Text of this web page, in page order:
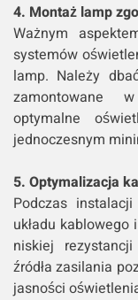
4. Montaż lamp
Ważnym
systemów
lamp. Należy
zamontowane
optymalne
jednoczesnym
5. Optymalizacja
Podczas
układu
niskiej
źródła zasilania
jasności